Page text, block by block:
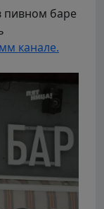
пивном баре
канале.